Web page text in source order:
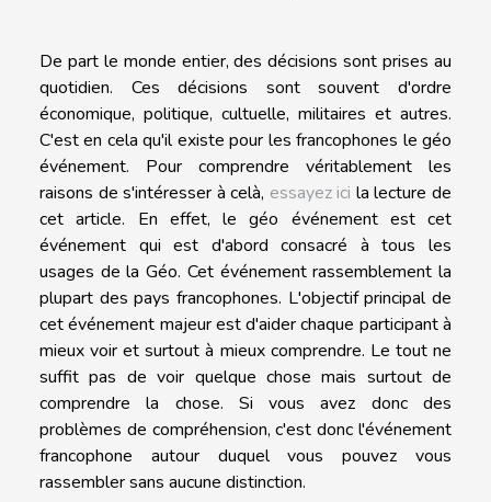
De part le monde entier, des décisions sont prises au
quotidien. Ces décisions sont souvent d'ordre
économique, politique, cultuelle, militaires et autres.
C'est en cela qu'il existe pour les francophones le géo
événement. Pour comprendre véritablement les
raisons de s'intéresser à celà, essayez ici la lecture de
cet article. En effet, le géo événement est cet
événement qui est d'abord consacré à tous les
usages de la Géo. Cet événement rassemblement la
plupart des pays francophones. L'objectif principal de
cet événement majeur est d'aider chaque participant à
mieux voir et surtout à mieux comprendre. Le tout ne
suffit pas de voir quelque chose mais surtout de
comprendre la chose. Si vous avez donc des
problèmes de compréhension, c'est donc l'événement
francophone autour duquel vous pouvez vous
rassembler sans aucune distinction.